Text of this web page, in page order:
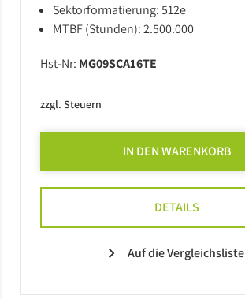
Sektorformatierung: 512e
MTBF (Stunden): 2.500.000
Hst-Nr: MG09SCA16TE
zzgl. Steuern
IN DEN WARENKORB
DETAILS
Auf die Vergleichsliste